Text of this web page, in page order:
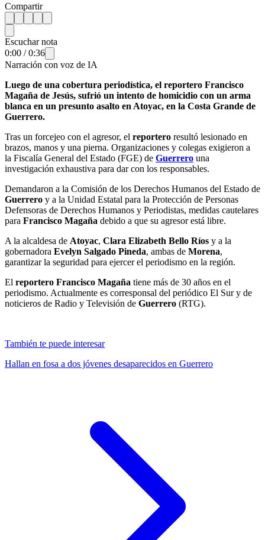
Compartir
Escuchar nota
0:00 /0:36
Narración con voz de IA
Luego de una cobertura periodística, el reportero Francisco
Magaña de Jesús, sufrió un intento de homicidio con un arma
blanca en un presunto asalto en Atoyac, en la Costa Grande de
Guerrero.
Tras un forcejeo con el agresor, el reportero resultó lesionado en
brazos, manos y una pierna. Organizaciones y colegas exigieron a
la Fiscalía General del Estado (FGE) de Guerrero una
investigación exhaustiva para dar con los responsables.
Demandaron a la Comisión de los Derechos Humanos del Estado de
Guerrero y a la Unidad Estatal para la Protección de Personas
Defensoras de Derechos Humanos y Periodistas, medidas cautelares
para Francisco Magaña debido a que su agresor está libre.
A la alcaldesa de Atoyac, Clara Elizabeth Bello Ríos y a la
gobernadora Evelyn Salgado Pineda, ambas de Morena,
garantizar la seguridad para ejercer el periodismo en la región.
El reportero Francisco Magaña tiene más de 30 años en el
periodismo. Actualmente es corresponsal del periódico El Sur y de
noticieros de Radio y Televisión de Guerrero (RTG).
También te puede interesar
Hallan en fosa a dos jóvenes desaparecidos en Guerrero